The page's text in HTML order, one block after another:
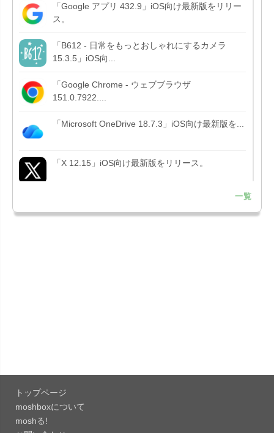
「Google アプリ 432.9」iOS向け最新版をリリー
ス。
「B612 - 日常をもっとおしゃれにするカメラ
15.3.5」iOS向...
「Google Chrome - ウェブブラウザ
151.0.7922....
「Microsoft OneDrive 18.7.3」iOS向け最新版を...
「X 12.15」iOS向け最新版をリリース。
Liguid G...
「Evernote 11.28.2」Mac向け最新版をリリー
ス。AIプロ...
一覧
トップページ
moshboxについて
moshる!